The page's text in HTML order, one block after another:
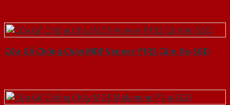
Cửa Gỗ Chống Cháy MDF Veneer P1R2 Căm Xe-SGD